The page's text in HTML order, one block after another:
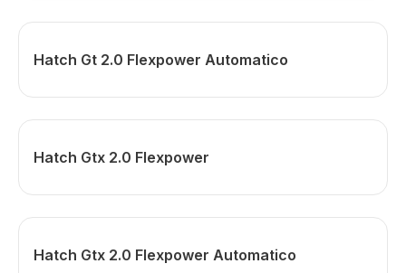
Hatch Gt 2.0 Flexpower Automatico
Hatch Gtx 2.0 Flexpower
Hatch Gtx 2.0 Flexpower Automatico